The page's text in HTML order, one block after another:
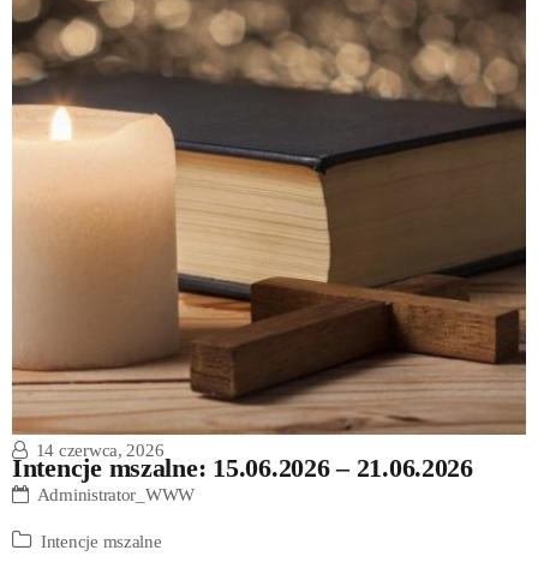
Intencje mszalne: 15.06.2026 – 21.06.2026
14 czerwca, 2026
Administrator_WWW
Intencje mszalne